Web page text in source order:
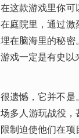
在这款游戏里你可
在庭院里，通过激
埋在脑海里的秘
游戏一定是有史以
很遗憾，它并不
场多人游玩战役
限制迫使他们在